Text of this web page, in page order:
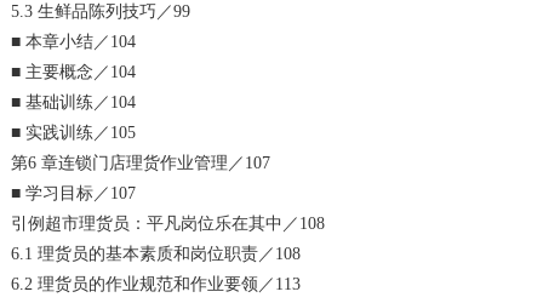
5.3 生鲜品陈列技巧／99
■ 本章小结／104
■ 主要概念／104
■ 基础训练／104
■ 实践训练／105
第6 章连锁门店理货作业管理／107
■ 学习目标／107
引例超市理货员：平凡岗位乐在其中／108
6.1 理货员的基本素质和岗位职责／108
6.2 理货员的作业规范和作业要领／113